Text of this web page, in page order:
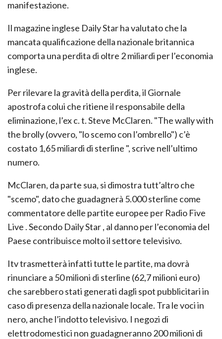
manifestazione.
Il magazine inglese Daily Star ha valutato che la
mancata qualificazione della nazionale britannica
comporta una perdita di oltre 2 miliardi per l’economia
inglese.
Per rilevare la gravità della perdita, il Giornale
apostrofa colui che ritiene il responsabile della
eliminazione, l’ex c. t. Steve McClaren. "The wally with
the brolly (ovvero, "lo scemo con l’ombrello") c’è
costato 1,65 miliardi di sterline ", scrive nell’ultimo
numero.
McClaren, da parte sua, si dimostra tutt’altro che
"scemo", dato che guadagnerà 5.000 sterline come
commentatore delle partite europee per Radio Five
Live . Secondo Daily Star , al danno per l’economia del
Paese contribuisce molto il settore televisivo.
Itv trasmetterà infatti tutte le partite, ma dovrà
rinunciare a 50 milioni di sterline (62,7 milioni euro)
che sarebbero stati generati dagli spot pubblicitari in
caso di presenza della nazionale locale. Tra le voci in
nero, anche l’indotto televisivo. I negozi di
elettrodomestici non guadagneranno 200 milioni di